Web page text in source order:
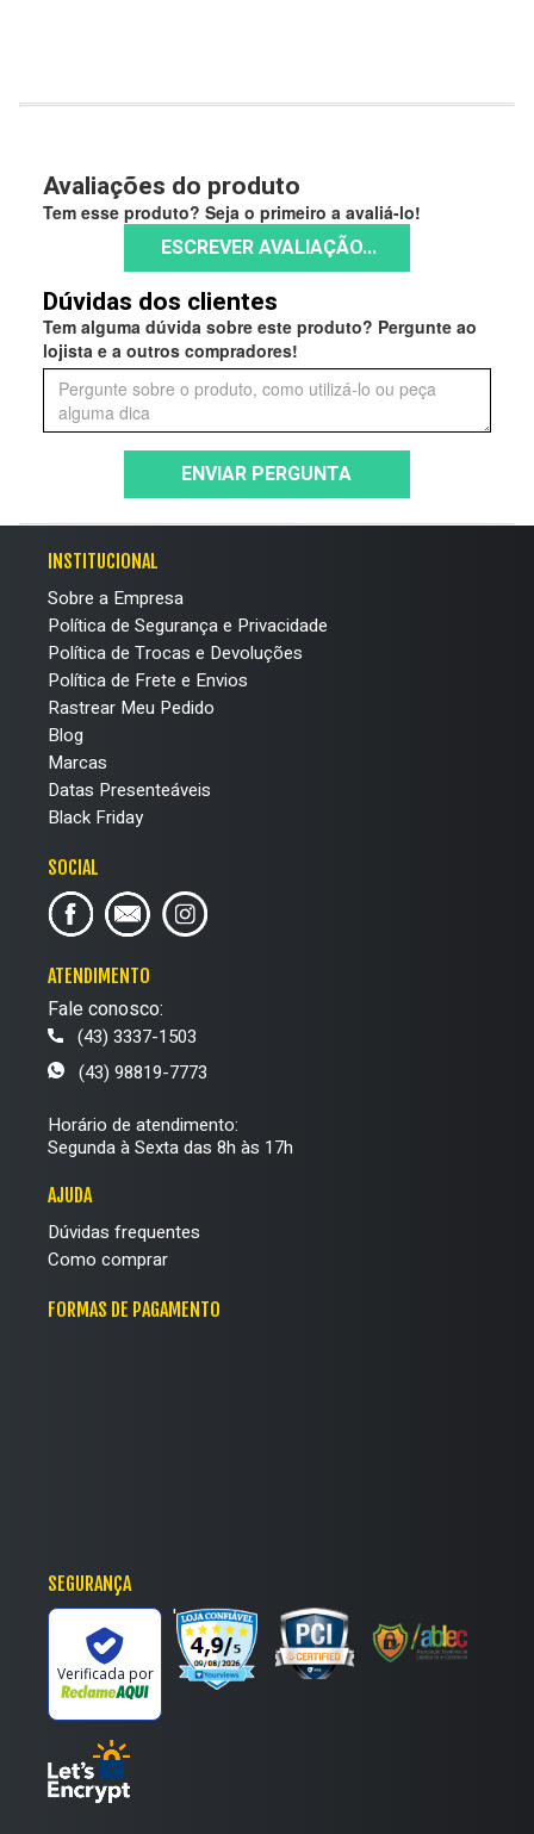
Avaliações do produto
Tem esse produto? Seja o primeiro a avaliá-lo!
ESCREVER AVALIAÇÃO...
Dúvidas dos clientes
Tem alguma dúvida sobre este produto? Pergunte ao
lojista e a outros compradores!
ENVIAR PERGUNTA
INSTITUCIONAL
Sobre a Empresa
Política de Segurança e Privacidade
Política de Trocas e Devoluções
Política de Frete e Envios
Rastrear Meu Pedido
Blog
Marcas
Datas Presenteáveis
Black Friday
SOCIAL
ATENDIMENTO
Fale conosco:
(43) 3337-1503
(43) 98819-7773
Horário de atendimento:
Segunda à Sexta das 8h às 17h
AJUDA
Dúvidas frequentes
Como comprar
FORMAS DE PAGAMENTO
SEGURANÇA
Verificada por
'